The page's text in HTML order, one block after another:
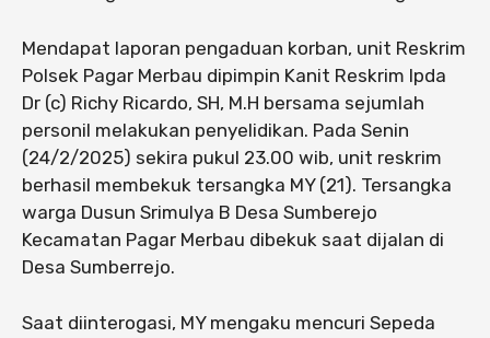
Mendapat laporan pengaduan korban, unit Reskrim
Polsek Pagar Merbau dipimpin Kanit Reskrim Ipda
Dr (c) Richy Ricardo, SH, M.H bersama sejumlah
personil melakukan penyelidikan. Pada Senin
(24/2/2025) sekira pukul 23.00 wib, unit reskrim
berhasil membekuk tersangka MY (21). Tersangka
warga Dusun Srimulya B Desa Sumberejo
Kecamatan Pagar Merbau dibekuk saat dijalan di
Desa Sumberrejo.
Saat diinterogasi, MY mengaku mencuri Sepeda